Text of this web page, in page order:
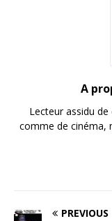
A
Lecteur assidu
comme de cinéma,
PREVIOUS